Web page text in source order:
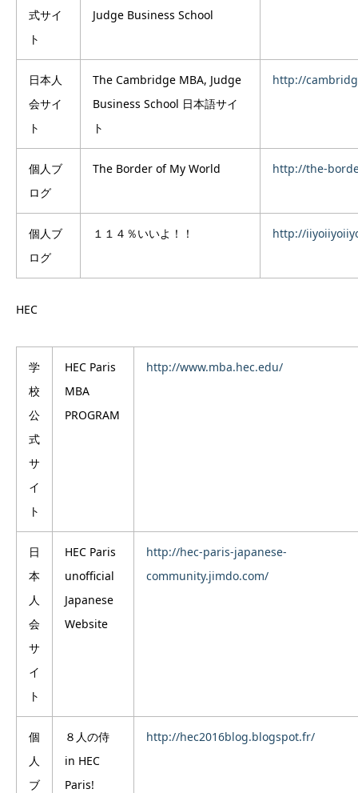
式サイ
ト
Judge Business School
日本人
会サイ
ト
The Cambridge MBA, Judge
Business School 日本語サイ
ト
http://
個人ブ
ログ
The Border of My World http://the-
個人ブ
ログ
１１４％いいよ！！ http://
HEC
学
校
公
式
サ
イ
ト
HEC Paris
MBA
PROGRAM
http://www.mba.hec.edu/
日
本
人
会
サ
イ
ト
HEC Paris
unofficial
Japanese
Website
http://hec-paris-japanese-
community.jimdo.com/
個
人
ブ
８人の侍
in HEC
Paris!
http://hec2016blog.blogspot.fr/